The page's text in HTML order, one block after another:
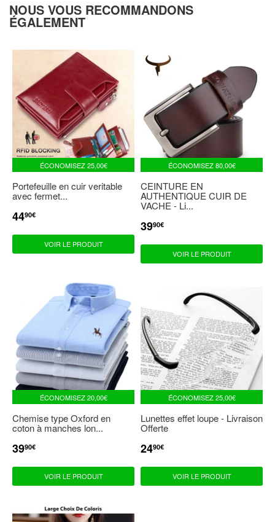
NOUS VOUS RECOMMANDONS
ÉGALEMENT
ÉCONOMISEZ25,00€
Portefeuille en cuir veritable
avec fermet...
PRIX
4490€
VOIR LE PRODUIT
ÉCONOMISEZ80,00€
CEINTURE EN
AUTHENTIQUE CUIR DE
VACHE - Li...
PRIX
3990€
VOIR LE PRODUIT
ÉCONOMISEZ20,00€
Chemise type Oxford en
coton à manches lon...
PRIX
3990€
VOIR LE PRODUIT
ÉCONOMISEZ25,00€
Lunettes effet loupe - Livraison
Offerte
PRIX
2490€
VOIR LE PRODUIT